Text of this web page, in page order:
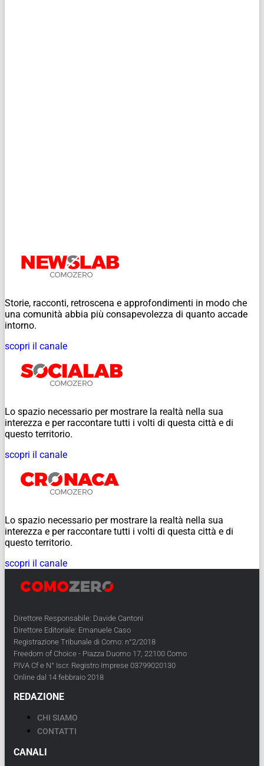
Storie, racconti, retroscena e approfondimenti in modo che
una comunità abbia più consapevolezza di quanto accade
intorno.
scopri il canale
Lo spazio necessario per mostrare la realtà nella sua
interezza e per raccontare tutti i volti di questa città e di
questo territorio.
scopri il canale
Lo spazio necessario per mostrare la realtà nella sua
interezza e per raccontare tutti i volti di questa città e di
questo territorio.
scopri il canale
Direttore Responsabile: Davide Cantoni
Direttore Editoriale: Emanuele Caso
Registrazione Tribunale di Como: n°2/2018
Freedom of Choice - Piazza Duomo 17, 22100 Como
PIVA Cf e N° Iscr. Registro Imprese 03799020130
Online dal 14 febbraio 2018
REDAZIONE
CHI SIAMO
CONTATTI
CANALI